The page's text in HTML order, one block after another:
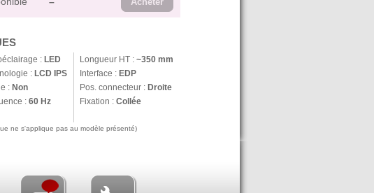
: LED Longueur HT : ~350 mm
: LCD IPS Interface : EDP
: Non Pos. connecteur : Droite
: 60 Hz Fixation : Collée
ne s'applique pas au modèle présenté)